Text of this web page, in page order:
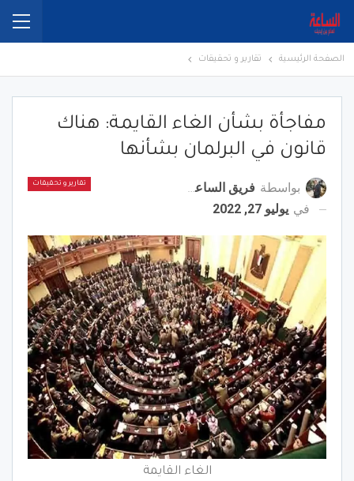
الصفحة الرئيسية تقارير و تحقيقات
مفاجأة بشأن الغاء القايمة: هناك
قانون في البرلمان بشأنها
تقارير و تحقيقات بواسطة فريق الساعة برس
في يوليو 27, 2022
الغاء القايمة